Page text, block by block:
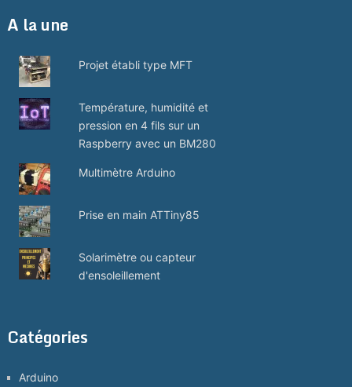
A la une
Projet établi type MFT
Température, humidité et
pression en 4 fils sur un
Raspberry avec un BM280
Multimètre Arduino
Prise en main ATTiny85
Solarimètre ou capteur
d'ensoleillement
Catégories
Arduino